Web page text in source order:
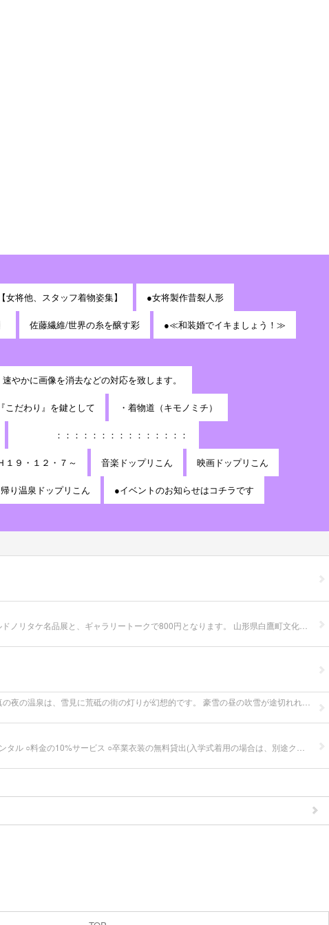
【女将他、スタッフ着物姿集】 ●女将製作昔裂人形
佐藤繊維/世界の糸を醸す彩 ●≪和装婚でイキましょう！≫
かに画像を消去などの対応を致します。
こだわり』を鍵として ・着物道（キモノミチ）
：：：：：：：：：：：：：：：
９・１２・７～ 音楽ドップリこん 映画ドップリこん
り温泉ドップリこん ●イベントのお知らせはコチラです